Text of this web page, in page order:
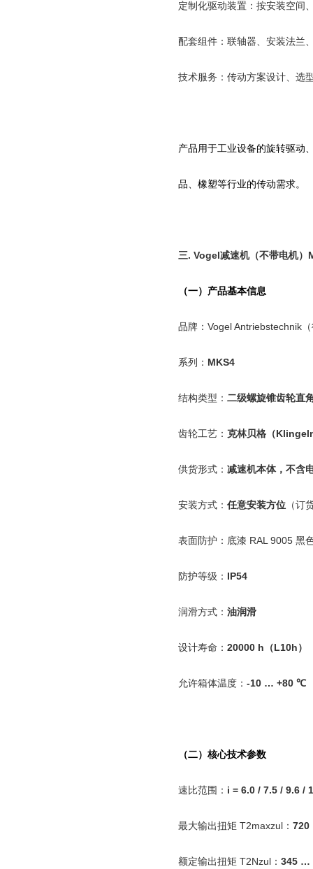
定制化驱动装置：按安装空间
配套组件：联轴器、安装法兰
技术服务：传动方案设计、选
产品用于工业设备的旋转驱动
品、橡塑等行业的传动需求。
三. Vogel减速机（不带电机）
（一）产品基本信息
品牌： Vogel Antriebstechnik
系列： MKS4
结构类型： 二级螺旋锥齿轮直
齿轮工艺： 克林贝格（
供货形式： 减速机本体，不含
安装方式： 任意安装方位 （订
表面防护：底漆 RAL 9005 黑
防护等级： IP54
润滑方式： 油润滑
设计寿命： 20000 h （L10h）
允许箱体温度： -10 … +80 ℃
（二）核心技术参数
速比范围： i = 6.0 / 7.5 / 9.6 /
最大输出扭矩 T2maxzul ： 720
额定输出扭矩 T2Nzul ： 345 …